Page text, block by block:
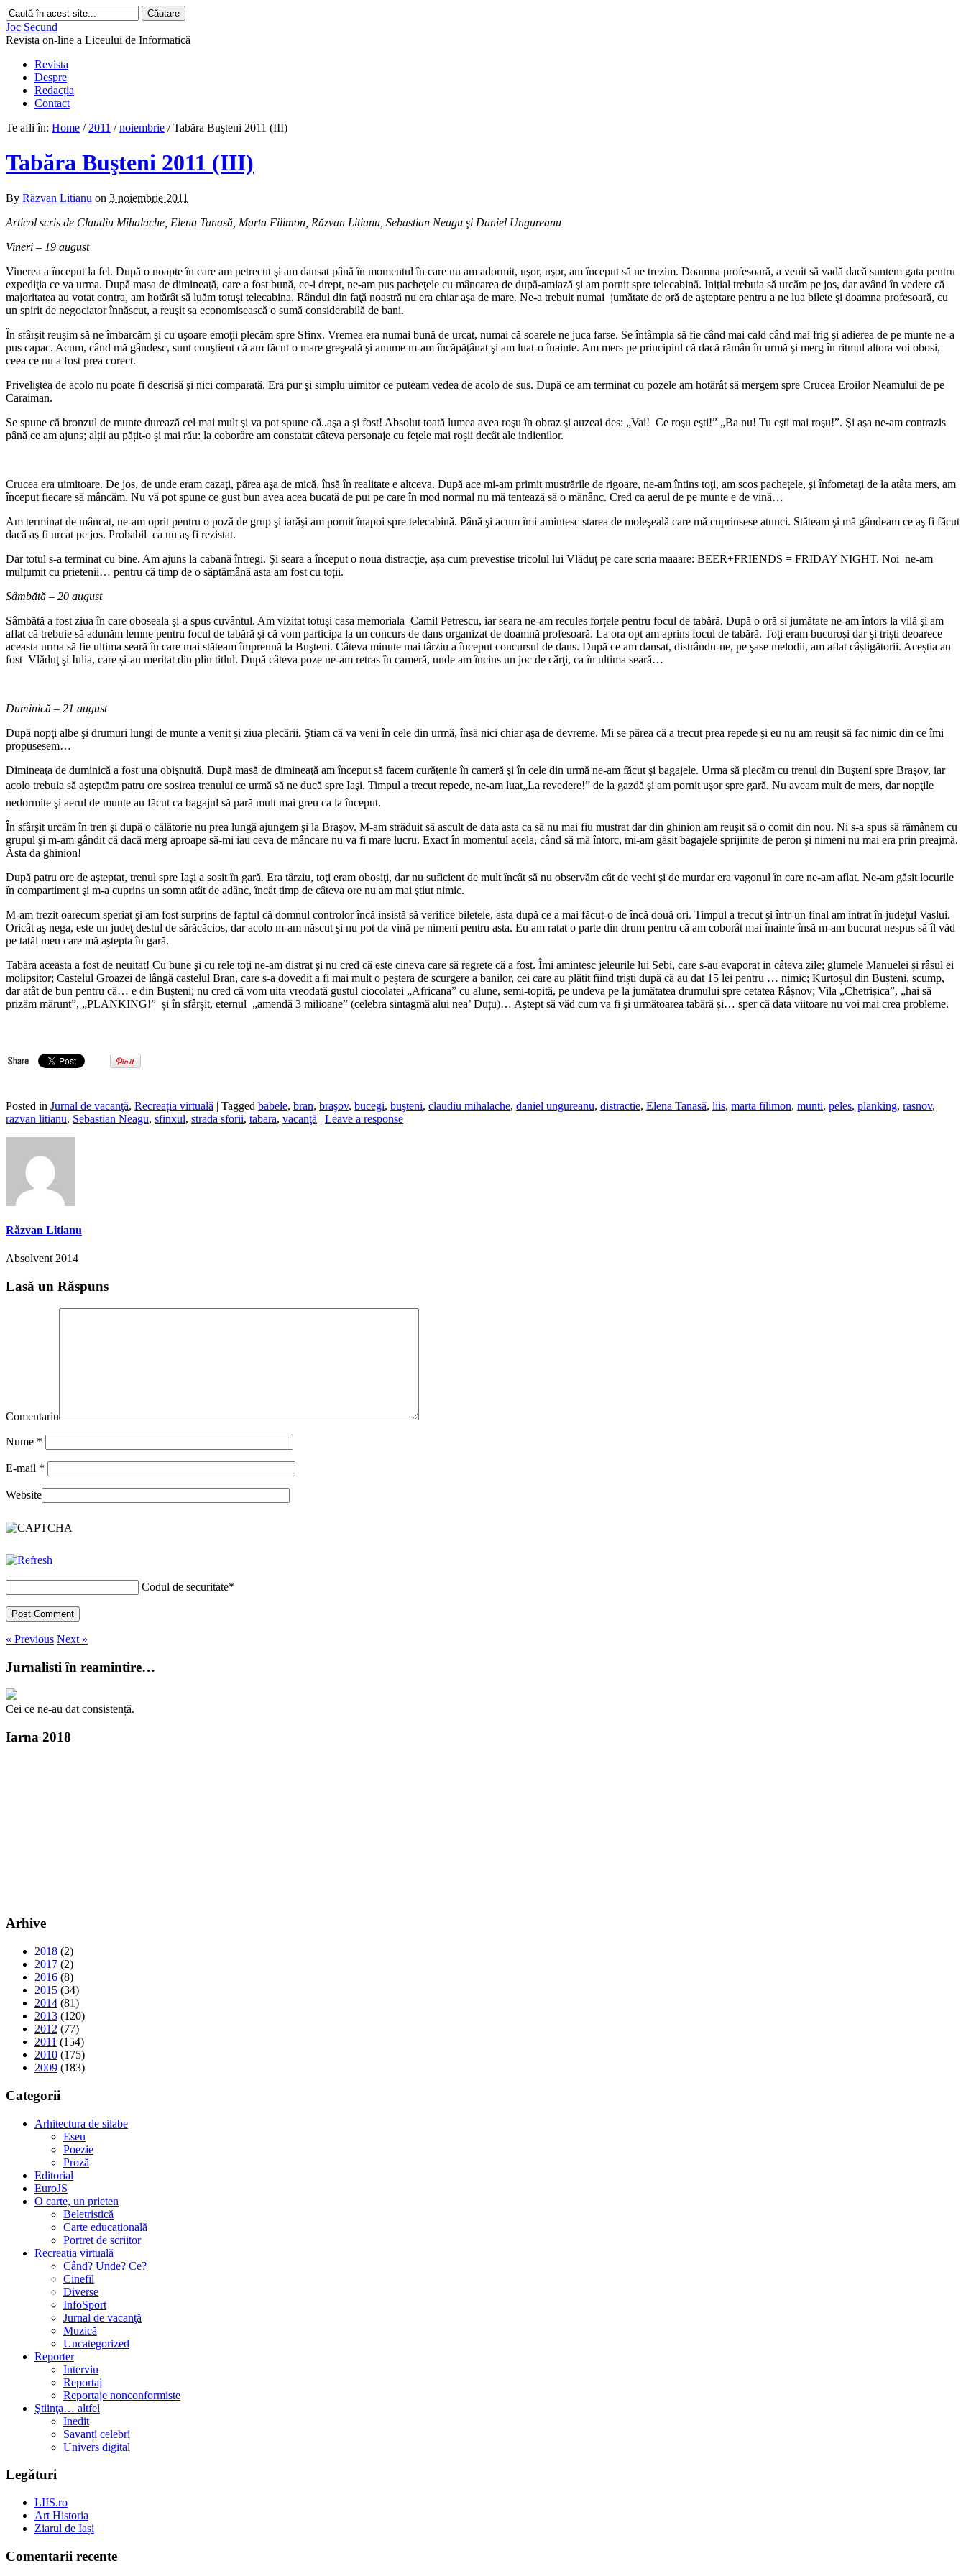
Joc Secund
Revista on-line a Liceului de Informatică
Revista
Despre
Redacția
Contact
Te afli în: Home / 2011 / noiembrie / Tabăra Buşteni 2011 (III)
Tabăra Buşteni 2011 (III)
By Răzvan Litianu on 3 noiembrie 2011
Articol scris de Claudiu Mihalache, Elena Tanasă, Marta Filimon, Răzvan Litianu, Sebastian Neagu şi Daniel Ungureanu
Vineri – 19 august
Vinerea a început la fel. După o noapte în care am petrecut şi am dansat până în momentul în care nu am adormit, uşor, uşor, am început să ne trezim. Doamna profesoară, a venit să vadă dacă suntem gata pentru
expediţia ce va urma. După masa de dimineaţă, care a fost bună, ce-i drept, ne-am pus pacheţele cu mâncarea de după-amiază şi am pornit spre telecabină. Iniţial trebuia să urcăm pe jos, dar având în vedere că
majoritatea au votat contra, am hotărât să luăm totuşi telecabina. Rândul din faţă noastră nu era chiar aşa de mare. Ne-a trebuit numai jumătate de oră de aşteptare pentru a ne lua bilete şi doamna profesoară, cu
un spirit de negociator înnăscut, a reuşit sa economisească o sumă considerabilă de bani.
În sfârşit reuşim să ne îmbarcăm şi cu uşoare emoţii plecăm spre Sfinx. Vremea era numai bună de urcat, numai că soarele ne juca farse. Se întâmpla să fie când mai cald când mai frig şi adierea de pe munte ne-a
pus capac. Acum, când mă gândesc, sunt conştient că am făcut o mare greşeală şi anume m-am încăpăţânat şi am luat-o înainte. Am mers pe principiul că dacă rămân în urmă şi merg în ritmul altora voi obosi,
ceea ce nu a fost prea corect.
Priveliştea de acolo nu poate fi descrisă şi nici comparată. Era pur şi simplu uimitor ce puteam vedea de acolo de sus. După ce am terminat cu pozele am hotărât să mergem spre Crucea Eroilor Neamului de pe
Caraiman.
Se spune că bronzul de munte durează cel mai mult şi va pot spune că..aşa a şi fost! Absolut toată lumea avea roşu în obraz şi auzeai des: „Vai! Ce roşu eşti!” „Ba nu! Tu eşti mai roşu!”. Şi aşa ne-am contrazis
până ce am ajuns; alții au pățit-o și mai rău: la coborâre am constatat câteva personaje cu fețele mai roșii decât ale indienilor.
Crucea era uimitoare. De jos, de unde eram cazaţi, părea aşa de mică, însă în realitate e altceva. După ace mi-am primit mustrările de rigoare, ne-am întins toţi, am scos pacheţele, şi înfometaţi de la atâta mers, am
început fiecare să mâncăm. Nu vă pot spune ce gust bun avea acea bucată de pui pe care în mod normal nu mă tentează să o mănânc. Cred ca aerul de pe munte e de vină…
Am terminat de mâncat, ne-am oprit pentru o poză de grup şi iarăşi am pornit înapoi spre telecabină. Până şi acum îmi amintesc starea de moleşeală care mă cuprinsese atunci. Stăteam şi mă gândeam ce aş fi făcut
dacă aş fi urcat pe jos. Probabil ca nu aş fi rezistat.
Dar totul s-a terminat cu bine. Am ajuns la cabană întregi. Şi seara a început o noua distracţie, așa cum prevestise tricolul lui Vlăduț pe care scria maaare: BEER+FRIENDS = FRIDAY NIGHT. Noi ne-am
mulțumit cu prietenii… pentru că timp de o săptămână asta am fost cu toții.
Sâmbătă – 20 august
Sâmbătă a fost ziua în care oboseala şi-a spus cuvântul. Am vizitat totuși casa memoriala Camil Petrescu, iar seara ne-am recules forțele pentru focul de tabără. După o oră si jumătate ne-am întors la vilă şi am
aflat că trebuie să adunăm lemne pentru focul de tabără şi că vom participa la un concurs de dans organizat de doamnă profesoară. La ora opt am aprins focul de tabără. Toţi eram bucuroși dar şi triști deoarece
aceasta urma să fie ultima seară în care mai stăteam împreună la Buşteni. Câteva minute mai târziu a început concursul de dans. După ce am dansat, distrându-ne, pe şase melodii, am aflat câștigătorii. Aceștia au
fost Vlăduţ şi Iulia, care și-au meritat din plin titlul. După câteva poze ne-am retras în cameră, unde am încins un joc de cărţi, ca în ultima seară…
Duminică – 21 august
După nopţi albe şi drumuri lungi de munte a venit şi ziua plecării. Ştiam că va veni în cele din urmă, însă nici chiar aşa de devreme. Mi se părea că a trecut prea repede şi eu nu am reuşit să fac nimic din ce îmi
propusesem…
Dimineaţa de duminică a fost una obişnuită. După masă de dimineaţă am început să facem curăţenie în cameră şi în cele din urmă ne-am făcut şi bagajele. Urma să plecăm cu trenul din Buşteni spre Braşov, iar
acolo trebuia să aşteptăm patru ore sosirea trenului ce urmă să ne ducă spre Iaşi. Timpul a trecut repede, ne-am luat„La revedere!” de la gazdă şi am pornit uşor spre gară. Nu aveam mult de mers, dar nopţile
nedormite şi aerul de munte au făcut ca bagajul să pară mult mai greu ca la început.
În sfârşit urcăm în tren şi după o călătorie nu prea lungă ajungem şi la Braşov. M-am străduit să ascult de data asta ca să nu mai fiu mustrat dar din ghinion am reuşit să o comit din nou. Ni s-a spus să rămânem cu
grupul şi m-am gândit că dacă merg aproape să-mi iau ceva de mâncare nu va fi mare lucru. Exact în momentul acela, când să mă întorc, mi-am găsit bagajele sprijinite de peron şi nimeni nu mai era prin preajmă.
Ăsta da ghinion!
După patru ore de aşteptat, trenul spre Iaşi a sosit în gară. Era târziu, toţi eram obosiţi, dar nu suficient de mult încât să nu observăm cât de vechi şi de murdar era vagonul în care ne-am aflat. Ne-am găsit locurile
în compartiment şi m-a cuprins un somn atât de adânc, încât timp de câteva ore nu am mai ştiut nimic.
M-am trezit oarecum speriat şi am fost surprins de faptul că domnul controlor încă insistă să verifice biletele, asta după ce a mai făcut-o de încă două ori. Timpul a trecut şi într-un final am intrat în judeţul Vaslui.
Oricât aş nega, este un judeţ destul de sărăcăcios, dar acolo m-am născut şi nu pot da vină pe nimeni pentru asta. Eu am ratat o parte din drum pentru că am coborât mai înainte însă m-am bucurat nespus să îl văd
pe tatăl meu care mă aştepta în gară.
Tabăra aceasta a fost de neuitat! Cu bune şi cu rele toţi ne-am distrat şi nu cred că este cineva care să regrete că a fost. Îmi amintesc jeleurile lui Sebi, care s-au evaporat in câteva zile; glumele Manuelei și râsul ei
molipsitor; Castelul Groazei de lângă castelul Bran, care s-a dovedit a fi mai mult o peștera de scurgere a banilor, cei care au plătit fiind triști după că au dat 15 lei pentru … nimic; Kurtoșul din Bușteni, scump,
dar atât de bun pentru că… e din Bușteni; nu cred că vom uita vreodată gustul ciocolatei „Africana” cu alune, semi-topită, pe undeva pe la jumătatea drumului spre cetatea Râșnov; Vila „Chetrișica”, „hai să
prizăm mărunt”, „PLANKING!” și în sfârșit, eternul „amendă 3 milioane” (celebra sintagmă alui nea’ Duțu)… Aştept să văd cum va fi şi următoarea tabără și… sper că data viitoare nu voi mai crea probleme.
Posted in Jurnal de vacanţă, Recreația virtuală | Tagged babele, bran, braşov, bucegi, buşteni, claudiu mihalache, daniel ungureanu, distractie, Elena Tanasă, liis, marta filimon, munti, peles, planking, rasnov,
razvan litianu, Sebastian Neagu, sfinxul, strada sforii, tabara, vacanţă | Leave a response
Răzvan Litianu
Absolvent 2014
Lasă un Răspuns
Comentariu
Nume *
E-mail *
Website
Codul de securitate*
« Previous Next »
Jurnalisti în reamintire…
Cei ce ne-au dat consistență.
Iarna 2018
Arhive
2018 (2)
2017 (2)
2016 (8)
2015 (34)
2014 (81)
2013 (120)
2012 (77)
2011 (154)
2010 (175)
2009 (183)
Categorii
Arhitectura de silabe
Eseu
Poezie
Proză
Editorial
EuroJS
O carte, un prieten
Beletristică
Carte educațională
Portret de scriitor
Recreația virtuală
Când? Unde? Ce?
Cinefil
Diverse
InfoSport
Jurnal de vacanţă
Muzică
Uncategorized
Reporter
Interviu
Reportaj
Reportaje nonconformiste
Ştiinţa… altfel
Inedit
Savanți celebri
Univers digital
Legături
LIIS.ro
Art Historia
Ziarul de Iași
Comentarii recente